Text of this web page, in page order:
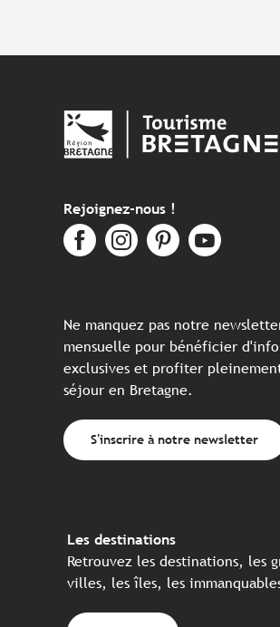
Rejoignez-nous !
Ne manquez pas notre
mensuelle pour bénéficier
exclusives et profiter
séjour en Bretagne.
S'inscrire à notre newsletter
Les destinations
Retrouvez les destinations, les
villes, les îles, les